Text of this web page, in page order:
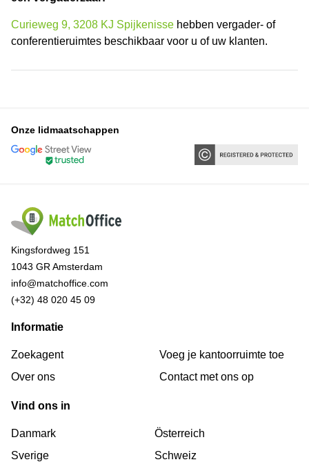
Curieweg 9, 3208 KJ Spijkenisse hebben vergader- of
conferentieruimtes beschikbaar voor u of uw klanten.
Onze lidmaatschappen
Kingsfordweg 151
1043 GR Amsterdam
info@matchoffice.com
(+32) 48 020 45 09
Informatie
Zoekagent
Over ons
Voeg je kantoorruimte toe
Сontact met ons op
Vind ons in
Danmark
Sverige
Österreich
Schweiz